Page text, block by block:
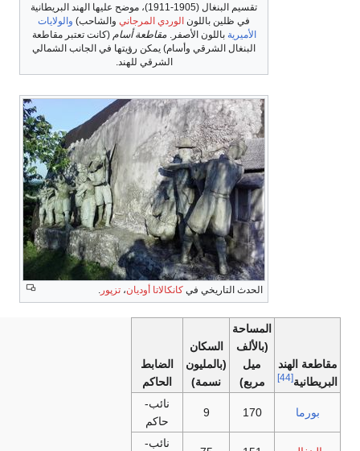
تقسيم البنغال (1905-1911)، موضح عليها الهند البريطانية
في ظلين باللونالوردي المرجاني والشاحب)والولايات
الأميريةباللون الأصفر.مقاطعة أسام(كانت تعتبر مقاطعة
البنغال الشرقي وأسام) يمكن رؤيتها في الجانب الشمالي
الشرقي للهند.
الحدث التاريخي في كانكالاتا أوديان،تزپور.
مقاطعة الهند
البريطانية[44]
المساحة
(بالألف
ميل
مربع)
السكان
(بالمليون
نسمة)
الضابط
الحاكم
بورما 170
نائب-
حاكم
نائب-